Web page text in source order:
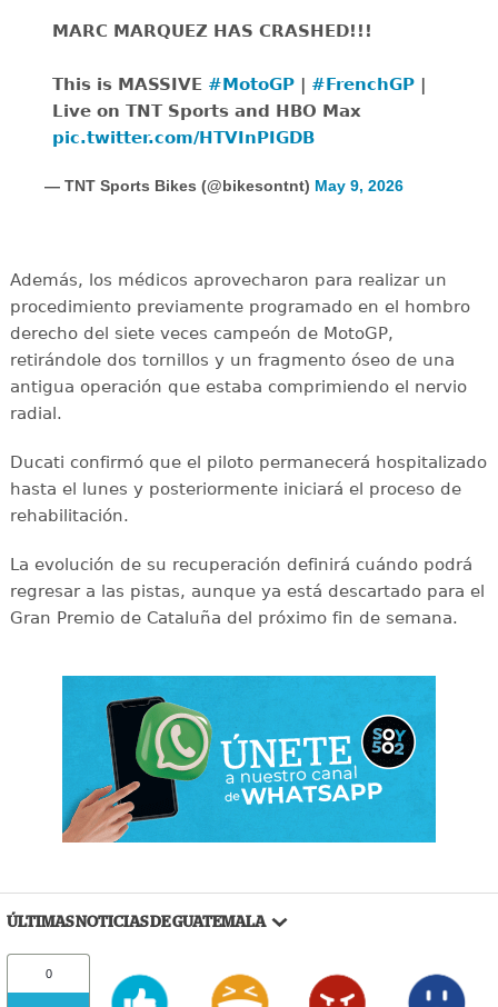
MARC MARQUEZ HAS CRASHED!!!
This is MASSIVE #MotoGP | #FrenchGP |
Live on TNT Sports and HBO Max
pic.twitter.com/HTVInPIGDB
— TNT Sports Bikes (@bikesontnt) May 9, 2026
Además, los médicos aprovecharon para realizar un
procedimiento previamente programado en el hombro
derecho del siete veces campeón de MotoGP,
retirándole dos tornillos y un fragmento óseo de una
antigua operación que estaba comprimiendo el nervio
radial.
Ducati confirmó que el piloto permanecerá hospitalizado
hasta el lunes y posteriormente iniciará el proceso de
rehabilitación.
La evolución de su recuperación definirá cuándo podrá
regresar a las pistas, aunque ya está descartado para el
Gran Premio de Cataluña del próximo fin de semana.
ÚLTIMAS NOTICIAS DE GUATEMALA
0